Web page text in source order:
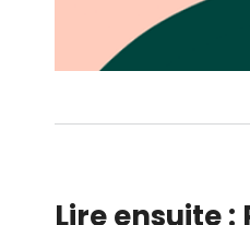
Lire ensuite :